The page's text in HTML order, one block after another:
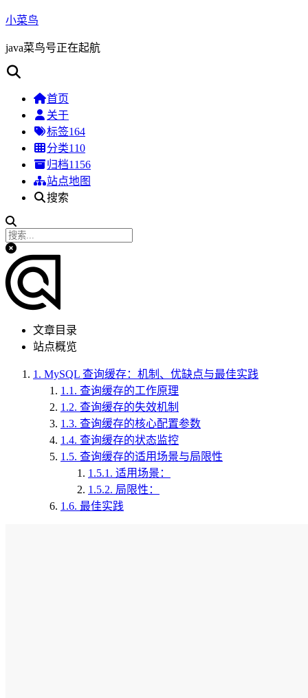
小菜鸟
java菜鸟号正在起航
首页
关于
标签164
分类110
归档1156
站点地图
搜索
文章目录
站点概览
1. MySQL 查询缓存：机制、优缺点与最佳实践
1.1. 查询缓存的工作原理
1.2. 查询缓存的失效机制
1.3. 查询缓存的核心配置参数
1.4. 查询缓存的状态监控
1.5. 查询缓存的适用场景与局限性
1.5.1. 适用场景：
1.5.2. 局限性：
1.6. 最佳实践